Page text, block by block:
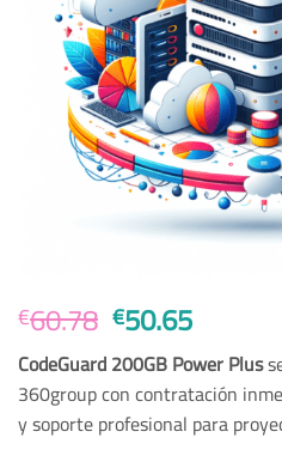
€60.78 El
precio
original
era:
€60.78.
€50.65El
precio
actual
es:
€50.65.
CodeGuard 200GB Power Plus
360group con contratación
y soporte profesional para